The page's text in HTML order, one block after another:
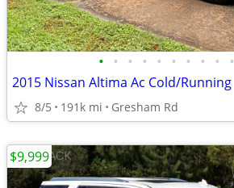
• • • • • • • • • •
2015 Nissan Altima Ac Cold/Running
8/5 191k mi Gresham Rd
$9,999